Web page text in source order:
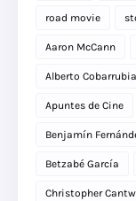
road movie
Aaron McCann
Alberto
Apuntes de Cine
Benjamín
Betzabé García
Christopher